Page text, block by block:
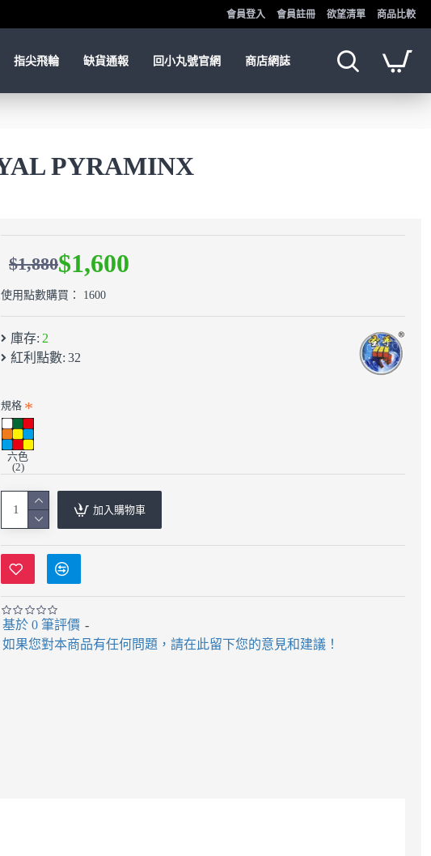
會員登入 會員註冊 欲望清單 商品比較
指尖飛輪 缺貨通報 回小丸號官網 商店網誌
PYRAMINX
庫存: 2
紅利點數: 32
基於 0 筆評價 -
如果您對本商品有任何問題，請在此留下您的意見和建議！
$1,600
$1,880
使用點數購買： 1600
規格
六色
(2)
加入購物車